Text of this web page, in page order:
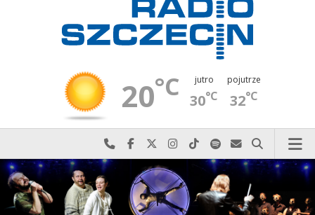
20°C jutro
30°C
pojutrze
32°C
Najlepiej po prostu do nas zadzwoń
Odwiedź nas na Facebook-u
Odwiedź nas na X
Odwiedź nas na Instagram-ie
Odwiedź nas na TikTok-u
Szukaj nas na Spotify
Wyślij do nas
Szukaj